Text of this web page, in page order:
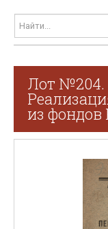
Лот №204.
из фондов